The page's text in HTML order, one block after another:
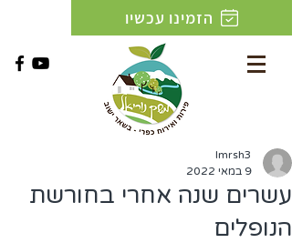
הזמינו עכשיו
עשרים שנה אחרי בחורשת
הנופלים
lmrsh3
9 במאי 2022